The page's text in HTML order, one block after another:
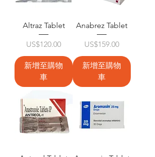
Altraz Tablet
價格
US$120.00
新增至購物
車
Anabrez Tablet
價格
US$159.00
新增至購物
車